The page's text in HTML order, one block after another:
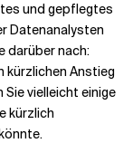
und gepflegtes
Datenanalysten
darüber nach:
kürzlichen Anstieg
vielleicht einige
kürzlich